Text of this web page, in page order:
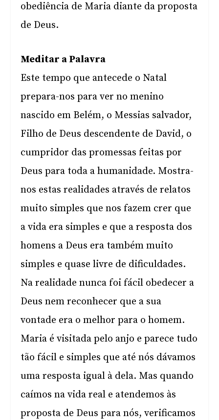
obediência de Maria diante da proposta
de Deus.
Meditar a Palavra
Este tempo que antecede o Natal
prepara-nos para ver no menino
nascido em Belém, o Messias salvador,
Filho de Deus descendente de David, o
cumpridor das promessas feitas por
Deus para toda a humanidade. Mostra-
nos estas realidades através de relatos
muito simples que nos fazem crer que
a vida era simples e que a resposta dos
homens a Deus era também muito
simples e quase livre de dificuldades.
Na realidade nunca foi fácil obedecer a
Deus nem reconhecer que a sua
vontade era o melhor para o homem.
Maria é visitada pelo anjo e parece tudo
tão fácil e simples que até nós dávamos
uma resposta igual à dela. Mas quando
caímos na vida real e atendemos às
proposta de Deus para nós, verificamos